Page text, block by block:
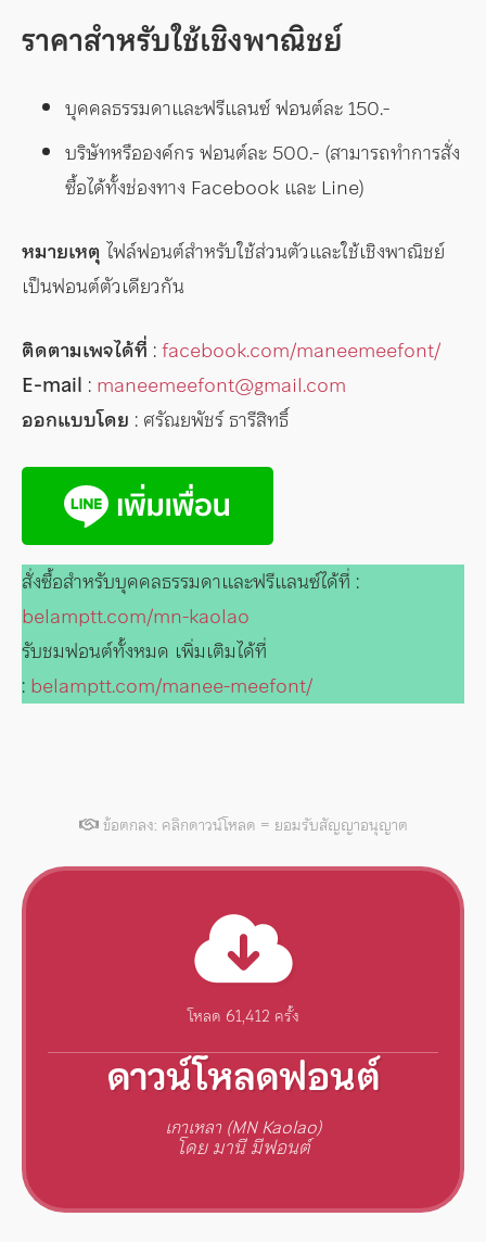
ราคาสำหรับใช้เชิงพาณิชย์
บุคคลธรรมดาและฟรีแลนซ์ ฟอนต์ละ 150.-
บริษัทหรือองค์กร ฟอนต์ละ 500.- (สามารถทำการสั่ง
ซื้อได้ทั้งช่องทาง Facebook และ Line)
หมายเหตุ ไฟล์ฟอนต์สำหรับใช้ส่วนตัวและใช้เชิงพาณิชย์
เป็นฟอนต์ตัวเดียวกัน
ติดตามเพจได้ที่ :facebook.com/maneemeefont/
E-mail : maneemeefont@gmail.com
ออกแบบโดย : ศรัณยพัชร์ ธารีสิทธิ์
สั่งซื้อสำหรับบุคคลธรรมดาและฟรีแลนซ์ได้ที่ :
belamptt.com/mn-kaolao
รับชมฟอนต์ทั้งหมด เพิ่มเติมได้ที่
: belamptt.com/manee-meefont/
ข้อตกลง: คลิกดาวน์โหลด = ยอมรับสัญญาอนุญาต
โหลด 61,412 ครั้ง
ดาวน์โหลดฟอนต์
เกาเหลา (MN Kaolao)
โดย มานี มีฟอนต์